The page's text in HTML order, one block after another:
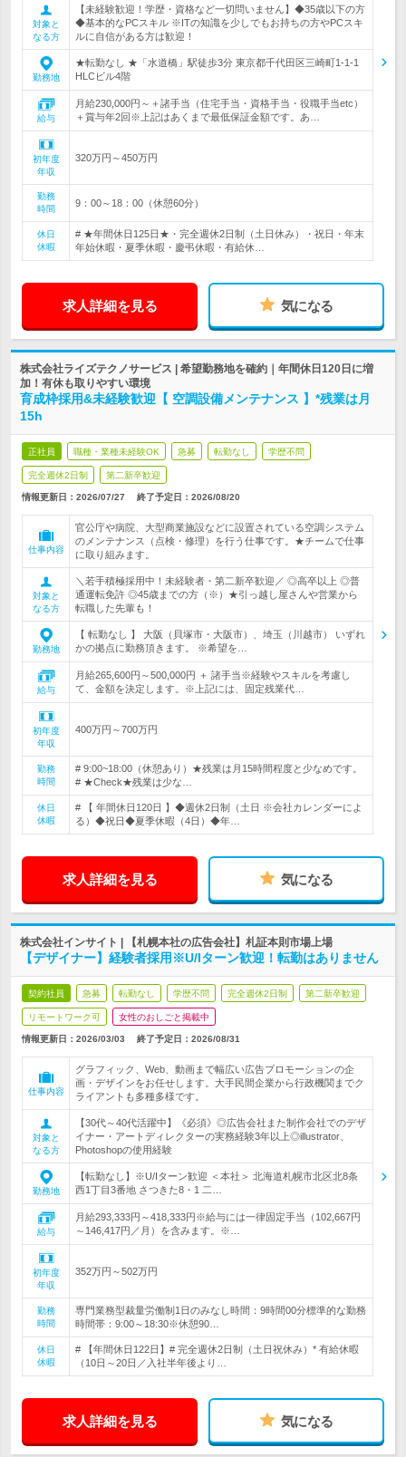
対象と
なる方
【未経験歓迎！学歴・資格など一切問いません】◆35歳以下の方
◆基本的なPCスキル ※ITの知識を少しでもお持ちの方やPCスキ
ルに自信がある方は歓迎！
勤務地
★転勤なし ★「水道橋」駅徒歩3分 東京都千代田区三崎町1-1-1
HLCビル4階
給与
月給230,000円～＋諸手当（住宅手当・資格手当・役職手当etc）
＋賞与年2回※上記はあくまで最低保証金額です。あ…
初年度
年収
320万円～450万円
勤務
時間
9：00～18：00（休憩60分）
休日
休暇
# ★年間休日125日★・完全週休2日制（土日休み）・祝日・年末
年始休暇・夏季休暇・慶弔休暇・有給休…
求人詳細を見る 気になる
株式会社ライズテクノサービス | 希望勤務地を確約｜年間休日120日に増
加！有休も取りやすい環境
育成枠採用&未経験歓迎【 空調設備メンテナンス 】*残業は月
15h
正社員 職種・業種未経験OK 急募 転勤なし 学歴不問
完全週休2日制 第二新卒歓迎
情報更新日：2026/07/27 終了予定日： 2026/08/20
仕事内容
官公庁や病院、大型商業施設などに設置されている空調システム
のメンテナンス（点検・修理）を行う仕事です。★チームで仕事
に取り組みます。
対象と
なる方
＼若手積極採用中！未経験者・第二新卒歓迎／ ◎高卒以上 ◎普
通運転免許 ◎45歳までの方（※）★引っ越し屋さんや営業から
転職した先輩も！
勤務地
【 転勤なし 】 大阪（貝塚市・大阪市）、埼玉（川越市） いずれ
かの拠点に勤務頂きます。 ※希望を…
給与
月給265,600円～500,000円 ＋ 諸手当※経験やスキルを考慮し
て、金額を決定します。※上記には、固定残業代…
初年度
年収
400万円～700万円
勤務
時間
# 9:00~18:00（休憩あり）★残業は月15時間程度と少なめです。
# ★Check★残業は少な…
休日
休暇
# 【 年間休日120日 】◆週休2日制（土日 ※会社カレンダーによ
る）◆祝日◆夏季休暇（4日）◆年…
求人詳細を見る 気になる
株式会社インサイト | 【札幌本社の広告会社】札証本則市場上場
【デザイナー】経験者採用※U/Iターン歓迎！転勤はありません
契約社員 急募 転勤なし 学歴不問 完全週休2日制 第二新卒歓迎
リモートワーク可 女性のおしごと掲載中
情報更新日：2026/03/03 終了予定日： 2026/08/31
仕事内容
グラフィック、Web、動画まで幅広い広告プロモーションの企
画・デザインをお任せします。大手民間企業から行政機関までク
ライアントも多種多様です。
対象と
なる方
【30代～40代活躍中】《必須》◎広告会社また制作会社でのデザ
イナー・アートディレクターの実務経験3年以上◎illustrator、
Photoshopの使用経験
勤務地
【転勤なし】※U/Iターン歓迎 ＜本社＞ 北海道札幌市北区北8条
西1丁目3番地 さつきた8・1 二…
給与
月給293,333円～418,333円※給与には一律固定手当（102,667円
～146,417円／月）を含みます。※…
初年度
年収
352万円～502万円
勤務
時間
専門業務型裁量労働制1日のみなし時間：9時間00分標準的な勤務
時間帯：9:00～18:30※休憩90…
休日
休暇
# 【年間休日122日】# 完全週休2日制（土日祝休み）* 有給休暇
（10日～20日／入社半年後より…
求人詳細を見る 気になる